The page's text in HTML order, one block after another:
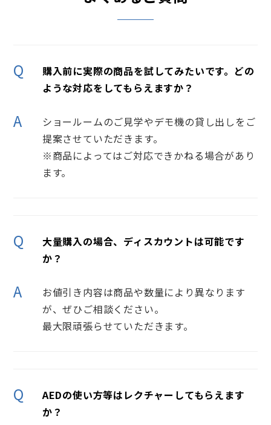
Q
購入前に実際の商品を試してみたいです。どの
ような対応をしてもらえますか？
A
ショールームのご見学やデモ機の貸し出しをご
提案させていただきます。
※商品によってはご対応できかねる場合があり
ます。
Q
大量購入の場合、ディスカウントは可能です
か？
A
お値引き内容は商品や数量により異なります
が、ぜひご相談ください。
最大限頑張らせていただきます。
Q
AEDの使い方等はレクチャーしてもらえます
か？